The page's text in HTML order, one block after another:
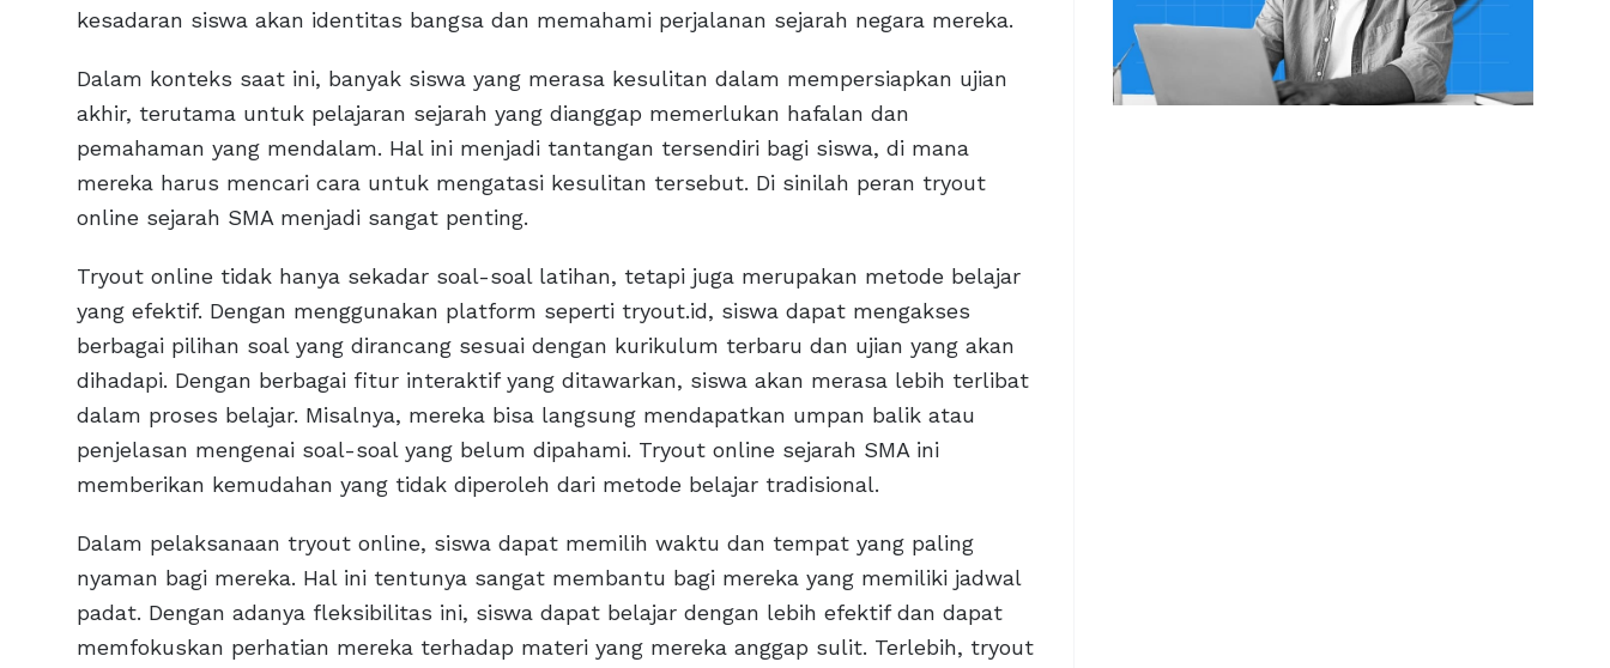
kesadaran siswa akan identitas bangsa dan memahami perjalanan sejarah negara mereka.
Dalam konteks saat ini, banyak siswa yang merasa kesulitan dalam mempersiapkan ujian
akhir, terutama untuk pelajaran sejarah yang dianggap memerlukan hafalan dan
pemahaman yang mendalam. Hal ini menjadi tantangan tersendiri bagi siswa, di mana
mereka harus mencari cara untuk mengatasi kesulitan tersebut. Di sinilah peran tryout
online sejarah SMA menjadi sangat penting.
Tryout online tidak hanya sekadar soal-soal latihan, tetapi juga merupakan metode belajar
yang efektif. Dengan menggunakan platform seperti tryout.id, siswa dapat mengakses
berbagai pilihan soal yang dirancang sesuai dengan kurikulum terbaru dan ujian yang akan
dihadapi. Dengan berbagai fitur interaktif yang ditawarkan, siswa akan merasa lebih terlibat
dalam proses belajar. Misalnya, mereka bisa langsung mendapatkan umpan balik atau
penjelasan mengenai soal-soal yang belum dipahami. Tryout online sejarah SMA ini
memberikan kemudahan yang tidak diperoleh dari metode belajar tradisional.
Dalam pelaksanaan tryout online, siswa dapat memilih waktu dan tempat yang paling
nyaman bagi mereka. Hal ini tentunya sangat membantu bagi mereka yang memiliki jadwal
padat. Dengan adanya fleksibilitas ini, siswa dapat belajar dengan lebih efektif dan dapat
memfokuskan perhatian mereka terhadap materi yang mereka anggap sulit. Terlebih, tryout